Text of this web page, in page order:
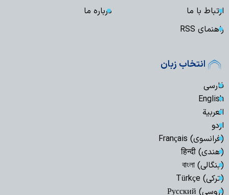
ارتباط با ما
درباره ما
راهنمای RSS
انتخاب زبان
فارسی
English
العربیة
اردو
(فرانسوی) Français
(هندی) हिन्दी
(بنگالی) বাংলা
(ترکی) Türkçe
(روسی) Русский